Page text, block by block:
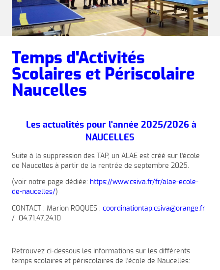
Temps d'Activités
Scolaires et Périscolaire
Naucelles
Les actualités pour l'année 2025/2026 à
NAUCELLES
Suite à la suppression des TAP, un ALAE est créé sur l'école
de Naucelles à partir de la rentrée de septembre 2025.
(voir notre page dédiée: https://www.csiva.fr/fr/alae-ecole-
de-naucelles/ )
CONTACT : Marion ROQUES :coordinationtap.csiva@orange.fr
/ 04.71.47.24.10
Retrouvez ci-dessous les informations sur les différents
temps scolaires et périscolaires de l'école de Naucelles: